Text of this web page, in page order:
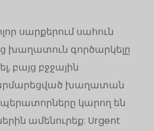
սարքերում սահուն
գործարկելը
բայց բջջային
խաղատան
կարող են
ամենուրեք: Urgent